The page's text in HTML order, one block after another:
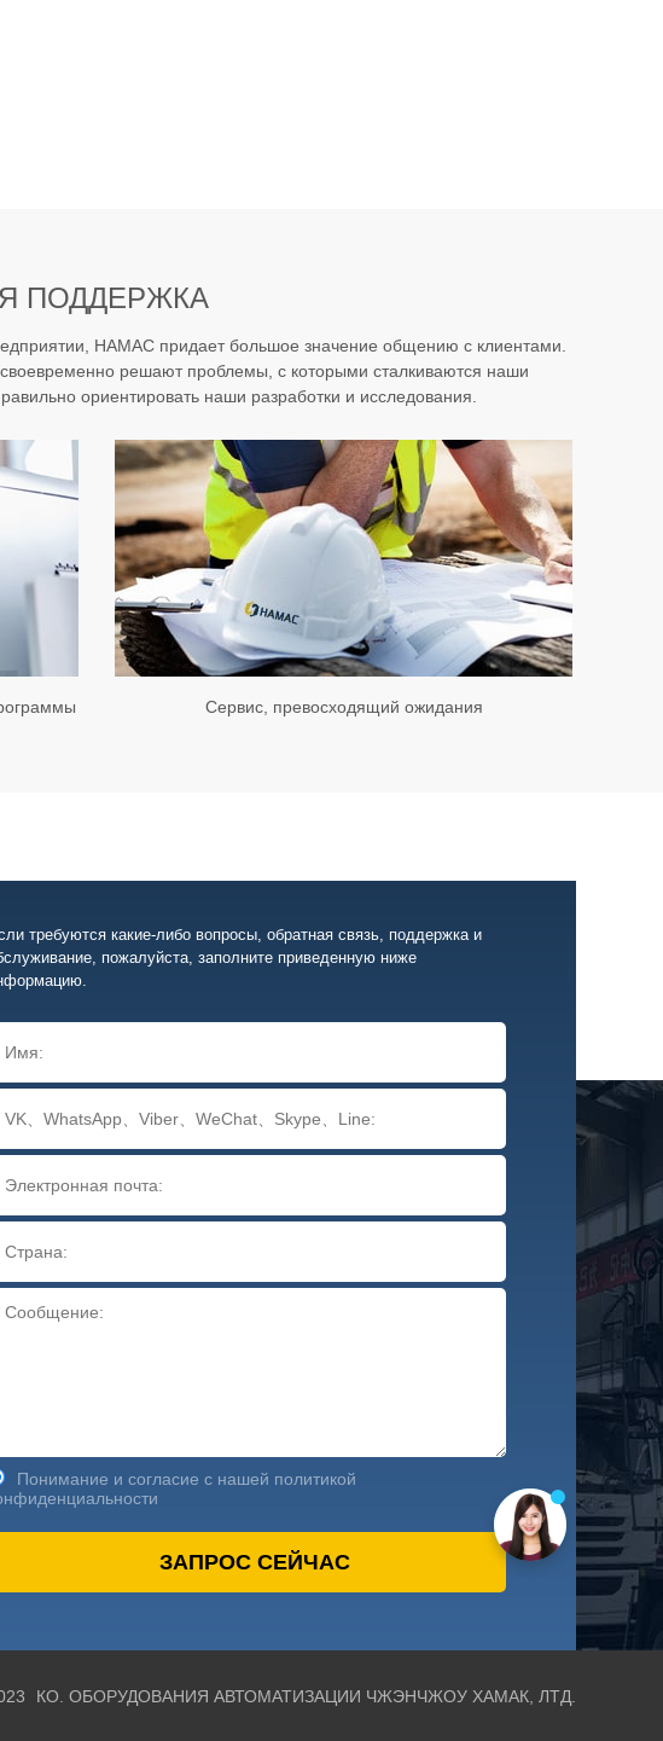
ПОДДЕРЖКА
HAMAC придает большое значение общению с клиентами.
решают проблемы, с которыми сталкиваются наши
ориентировать наши разработки и исследования.
Сервис, превосходящий ожидания
требуются какие-либо вопросы, обратная связь, поддержка и
пожалуйста, заполните приведенную ниже
Понимание и согласие с нашей политикой
КО. ОБОРУДОВАНИЯ АВТОМАТИЗАЦИИ ЧЖЭНЧЖОУ ХАМАК, ЛТД.